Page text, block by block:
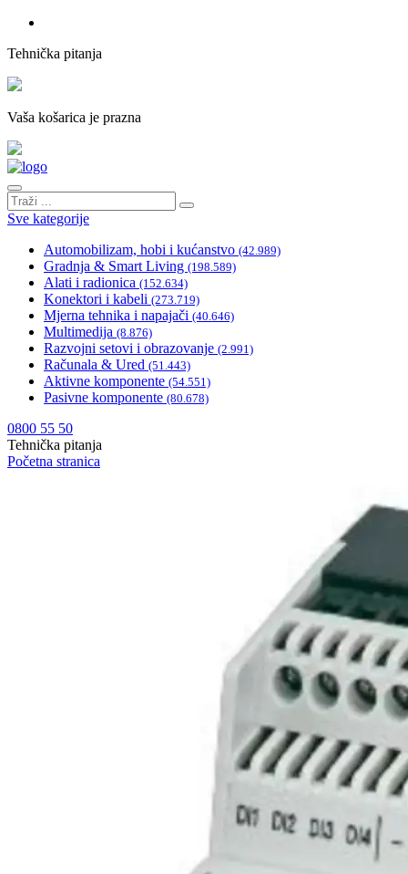
Tehnička pitanja
Vaša košarica je prazna
Sve kategorije
Automobilizam, hobi i kućanstvo (42.989)
Gradnja & Smart Living (198.589)
Alati i radionica (152.634)
Konektori i kabeli (273.719)
Mjerna tehnika i napajači (40.646)
Multimedija (8.876)
Razvojni setovi i obrazovanje (2.991)
Računala & Ured (51.443)
Aktivne komponente (54.551)
Pasivne komponente (80.678)
0800 55 50
Tehnička pitanja
Početna stranica